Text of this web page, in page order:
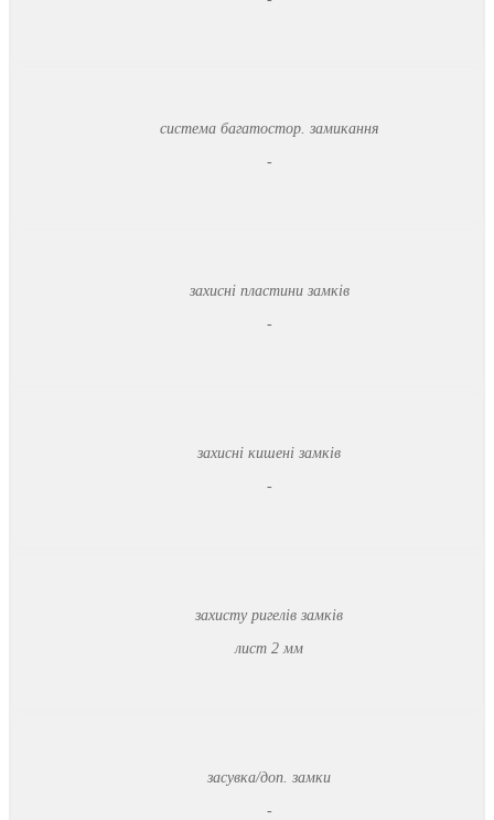
система багатостор. замикання
-
захисні пластини замків
-
захисні кишені замків
-
захисту ригелів замків
лист 2 мм
засувка/доп. замки
-